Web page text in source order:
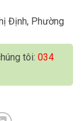
Định, Phường
tôi: 034